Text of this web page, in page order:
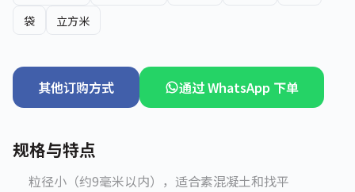
袋
立方米
其他订购方式 通过 WhatsApp 下单
规格与特点
粒径小（约9毫米以内），适合素混凝土和找平